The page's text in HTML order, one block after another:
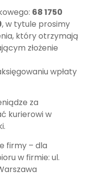
68 1750
, w tytule prosimy
który otrzymają
złożenie
wpłaty
za
kurierowi w
firmy – dla
w firmie: ul.